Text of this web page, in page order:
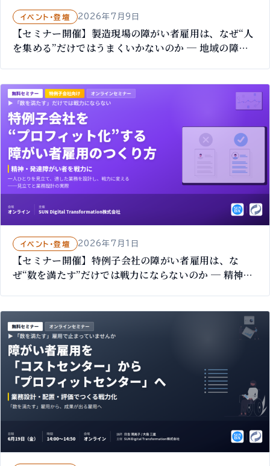
イベント・登壇 2026年7月9日
【セミナー開催】製造現場の障がい者雇用は、なぜ“人
を集める”だけではうまくいかないのか ─ 地域の障が
イベント・登壇 2026年7月1日
【セミナー開催】特例子会社の障がい者雇用は、な
ぜ“数を満たす”だけでは戦力にならないのか ─ 精神・